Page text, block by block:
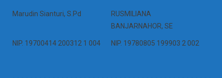
Marudin Sianturi, S.Pd
RUSMILIANA
BANJARNAHOR, SE
NIP. 19700414 200312 1 004 NIP. 19780805 199903 2 002